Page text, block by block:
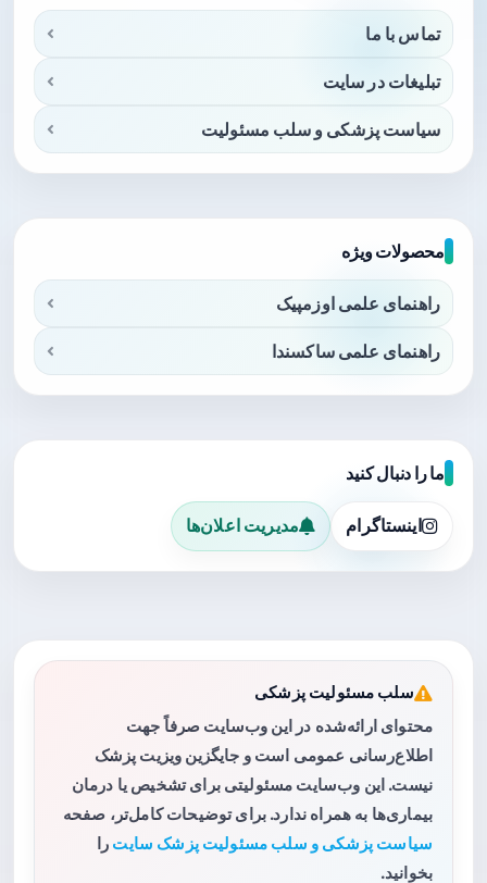
تماس با ما
تبلیغات در سایت
سیاست پزشکی و سلب مسئولیت
محصولات ویژه
راهنمای علمی اوزمپیک
راهنمای علمی ساکسندا
ما را دنبال کنید
اینستاگرام مدیریت اعلان‌ها
سلب مسئولیت پزشکی
محتوای ارائه‌شده در این وب‌سایت صرفاً جهت
اطلاع‌رسانی عمومی است و جایگزین ویزیت پزشک
نیست. این وب‌سایت مسئولیتی برای تشخیص یا درمان
بیماری‌ها به همراه ندارد. برای توضیحات کامل‌تر، صفحه
سیاست پزشکی و سلب مسئولیت پزشک سایت را
بخوانید.